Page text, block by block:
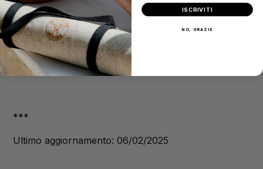
2. SERVE AIUTO?
In caso di difficoltà, contattateci pure:
contact@letapisdelaine.fr
***
Ultimo aggiornamento: 06/02/2025
ISCRIVITI
NO, GRAZIE